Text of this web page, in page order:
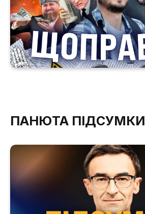
ПАНЮТА ПІДСУМКИ